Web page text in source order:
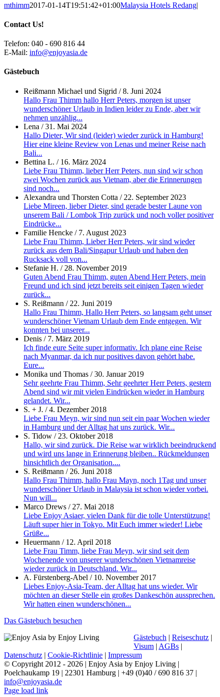
mthimm2017-01-14T19:51:42+01:00Malaysia Hotels Redang|
Contact Us!
Telefon: 040 - 690 816 44
E-Mail: info@enjoyasia.de
Gästebuch
Reißmann Michael und Sigrid /8. Juni 2024
Hallo Frau Thimm hallo Herr Peters, morgen ist unser
wunderschöner Urlaub in Indien leider zu Ende, aber wir
nehmen unzählig...
Lena /31. Mai 2024
Hallo Dieter, Wir sind (leider) wieder zurück in Hamburg!
Hier eine kleine Review von Lenas und meiner Reise nach
Bali...
Bettina L. / 16. März 2024
Liebe Frau Thimm, lieber Herr Peters, nun sind wir schon
zwei Wochen zurück aus Vietnam, aber die Erinnerungen
sind noch...
Alexandra und Thorsten Cotta / 22. September 2023
Liebe Mireen, lieber Dieter, sind gerade bester Laune von
unserem Bali / Lombok Trip zurück und noch voller positiver
Eindrücke...
Familie Hencke / 7. August 2023
Liebe Frau Thimm, Lieber Herr Peters, wir sind wieder
zurück aus dem Bali/Singapur Urlaub und haben den
Rucksack voll von...
Stefanie H. / 28. November 2019
Guten Abend Frau Thimm, guten Abend Herr Peters, mein
Freund und ich sind jetzt bereits seit einigen Tagen wieder
zurück...
S. Reißmann / 22. Juni 2019
Hallo Frau Thimm, Hallo Herr Peters, so langsam geht unser
wunderschöner Vietnam Urlaub dem Ende entgegen. Wir
konnten bei unserer...
Denis / 7. März 2019
Ich finde eure Seite super informativ. Ich plane eine Reise
nach Myanmar, da ich nur positives davon gehört habe.
Eure...
Monika und Thomas /30. Januar 2019
Sehr geehrte Frau Thimm, Sehr geehrter Herr Peters, gestern
Abend sind wir mit vielen Eindrücken wieder in Hamburg
gelandet. Wir...
S. + J. /4. Dezember 2018
Liebe Frau Meyn, wir sind nun seit ein paar Wochen wieder
in Hamburg und der Alltag hat uns zurück. Wir...
S. Tidow / 23. Oktober 2018
Hallo, wir sind zurück. Die Reise war wirklich beeindruckend
und wird uns lange in Erinnerung bleiben.. Rückmeldungen
hinsichtlich der Organisation....
S. Reißmann / 26. Juni 2018
Hallo Frau Thimm, hallo Frau Mayn, noch 1Tag und unser
wunderschöner Urlaub in Malaysia ist schon wieder vorbei.
Nun will...
Marco Drews / 27. Mai 2018
Liebe Enjoy Asiaer, vielen Dank für die tolle Unterstützung!
Läuft super hier in Tokyo. Mit Euch immer wieder! Liebe
Grüße...
Heuermann / 12. April 2018
Liebe Frau Timm, liebe Frau Meyn, wir sind seit dem
Wochenende von unserer wunderschönen Vietnamreise
wieder zurück in Deutschland. Wir...
A. Fürstenberg-Abel / 10. November 2017
Liebes Enjoy-Asia-Team, der Alltag hat uns wieder. Wir
möchten an dieser Stelle ein großes Dankeschön aussprechen.
Wir hatten einen wunderschönen...
Das Gästebuch besuchen
Gästebuch | Reiseschutz |
Visum | AGBs |
Datenschutz | Cookie-Richtlinie | Impressum
© Copyright 2012 - 2026 | Enjoy Asia by Enjoy Living |
Poelchaukamp 19 | 22301 Hamburg | +49 (0)40 / 690 816 37 |
info@enjoyasia.de
Page load link